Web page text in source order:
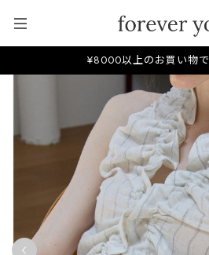
¥8000以上のお買い物で